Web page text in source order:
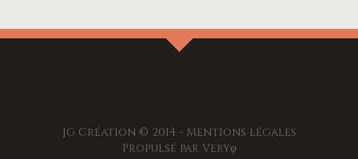
JG Création © 2014 - Mentions légales
Propulsé par Veryφ